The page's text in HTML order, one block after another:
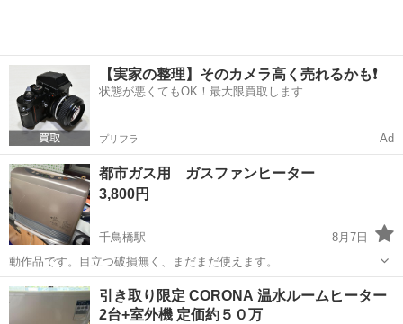
【実家の整理】そのカメラ高く売れるかも❗️
状態が悪くてもOK！最大限買取します
プリフラ Ad
都市ガス用 ガスファンヒーター
3,800円
千鳥橋駅
8月7日
動作品です。目立つ破損無く、まだまだ使えます。
大阪 大阪市 千鳥橋駅 季節、空調家電
ガスファンヒーター
引き取り限定 CORONA 温水ルームヒーター
2台+室外機 定価約５０万